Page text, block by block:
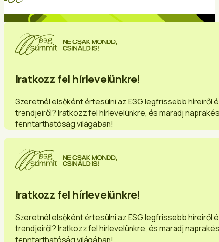
Iratkozz fel hírlevelünkre!
Szeretnél elsőként értesülni az ESG legfrissebb híreiről
trendjeiről? Iratkozz fel hírlevelünkre, és maradj
fenntarthatóság világában!
Iratkozz fel hírlevelünkre!
Szeretnél elsőként értesülni az ESG legfrissebb híreiről
trendjeiről? Iratkozz fel hírlevelünkre, és maradj
fenntarthatóság világában!